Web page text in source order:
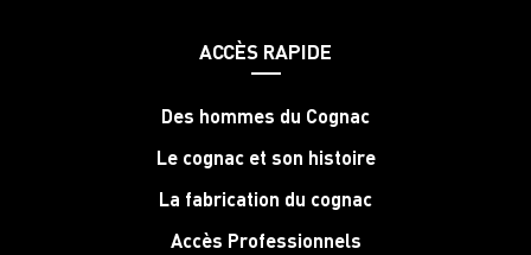
ACCÈS RAPIDE
Des hommes du Cognac
Le cognac et son histoire
La fabrication du cognac
Accès Professionnels